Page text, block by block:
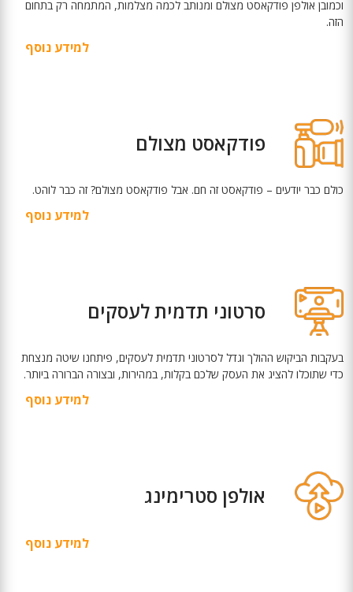
וכמובן אולפן פודקאסט מצולם ומנותב לכמה מצלמות, המתמחה רק בתחום
הזה.
למידע נוסף
פודקאסט מצולם
כולם כבר יודעים – פודקאסט זה חם. אבל פודקאסט מצולם? זה כבר לוהט.
למידע נוסף
סרטוני תדמית לעסקים
בעקבות הביקוש ההולך וגדל לסרטוני תדמית לעסקים, פיתחנו שיטה מנצחת
כדי שתוכלו להציג את העסק שלכם בקלות, במהירות, ובצורה הברורה ביותר.
למידע נוסף
אולפן סטרימינג
למידע נוסף